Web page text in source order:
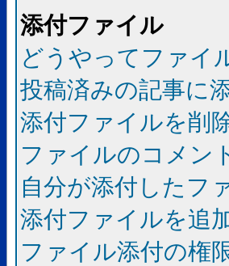
添付ファイル
どうやってファイ
投稿済みの記事に
添付ファイルを削
ファイルのコメン
自分が添付したフ
添付ファイルを追
ファイル添付の権